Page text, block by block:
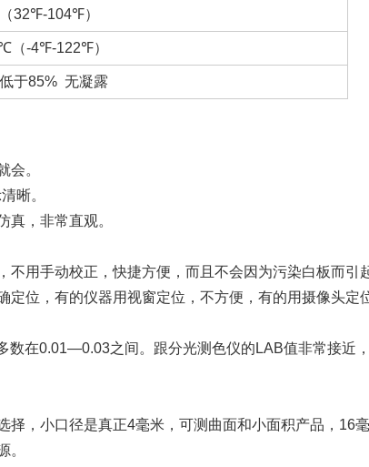
32℉-104℉）
（-4℉-122℉）
于85% 无凝露
会。
晰。
真，非常直观。
不用手动校正，快捷方便，而且不会因为污染白板而引
定位，有的仪器用视窗定位，不方便，有的用摄像头
数在0.01—0.03之间。跟分光测色仪的LAB值非常接近
择，小口径是真正4毫米，可测曲面和小面积产品，16
。